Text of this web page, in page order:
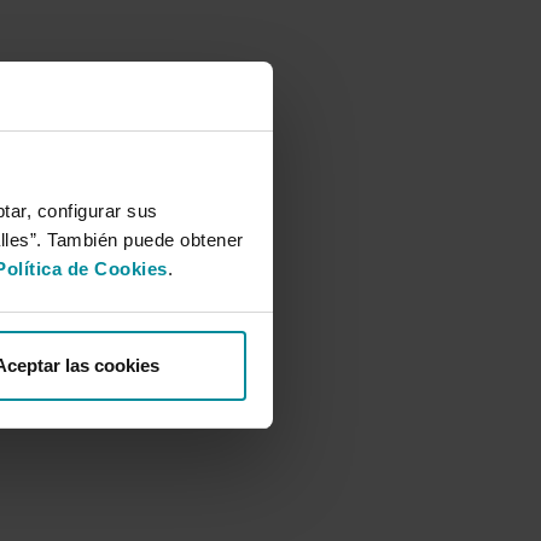
configurar sus
También puede obtener
de Cookies.
las cookies